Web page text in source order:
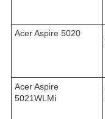
Acer Aspire 5020
Acer Aspire
5021WLMi